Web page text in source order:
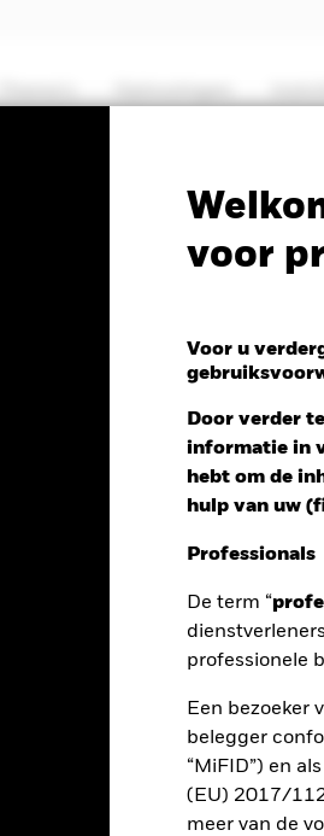
voor
Voor u
Door verder
informatie in
hebt om de
hulp van uw
Professionals
De term “
professionele
Een bezoeker
belegger
“MiFID”) en
(EU) 2017/
meer van de
Yield Fixed
NAV 1 dag per 24/apr/2025
0,01 (0,10%)
Kerngegevens
generen en daarnaast streeft het naar
goeddunken van de
aandeel. Het Fonds is bedoeld
een terugkoopvergoeding van 1%